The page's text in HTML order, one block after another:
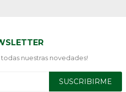
nuestras novedades!
SUSCRIBIRME